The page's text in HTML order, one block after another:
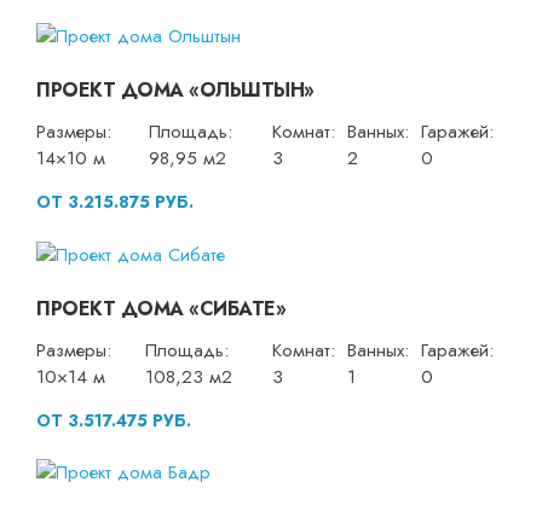
ПРОЕКТ ДОМА «ОЛЬШТЫН»
Размеры:
14×10 м
Площадь:
98,95 м2
Комнат:
3
Ванных:
2
Гаражей:
0
ОТ 3.215.875 РУБ.
ПРОЕКТ ДОМА «СИБАТЕ»
Размеры:
10×14 м
Площадь:
108,23 м2
Комнат:
3
Ванных:
1
Гаражей:
0
ОТ 3.517.475 РУБ.